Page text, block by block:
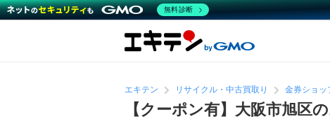
エキテン リサイクル・中古買取り 金券ショッ
【クーポン有】大阪市旭区
無料診断